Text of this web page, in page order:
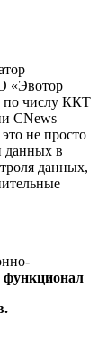
«Эвотор
числу ККТ
CNews
не просто
данных в
данных,